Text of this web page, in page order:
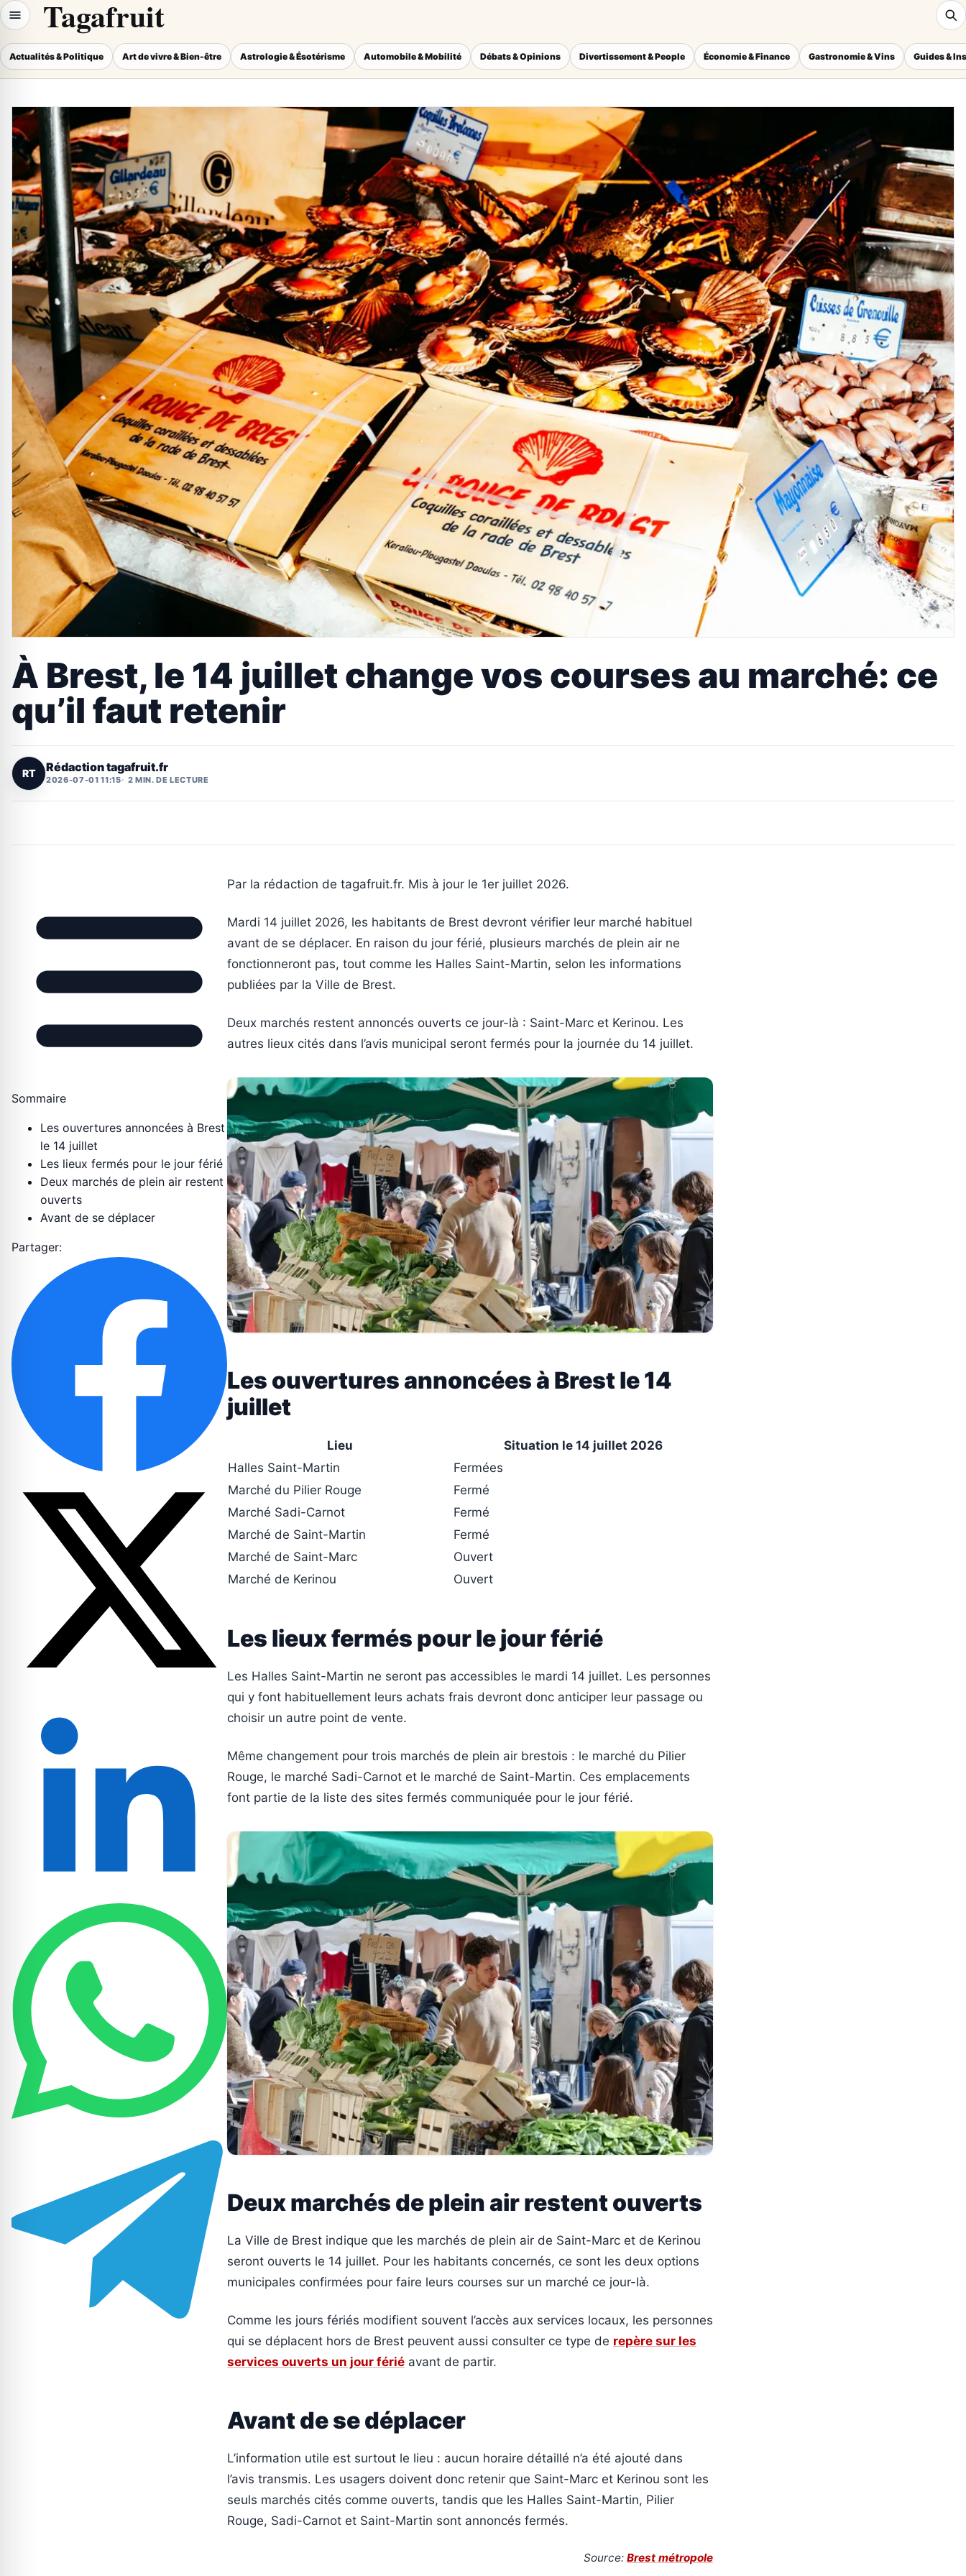
Tagafruit
Actualités & Politique Art de vivre & Bien-être Astrologie & Ésotérisme Automobile & Mobilité Débats & Opinions Divertissement & People Économie & Finance Gastronomie & Vins Guides &
À Brest, le 14 juillet change vos courses au marché: ce
qu’il faut retenir
RT Rédaction tagafruit.fr
2026-07-01 11:15 2 MIN. DE LECTURE
Sommaire
Les ouvertures annoncées à Brest
le 14 juillet
Les lieux fermés pour le jour férié
Deux marchés de plein air restent
ouverts
Avant de se déplacer
Partager:
Par la rédaction de tagafruit.fr. Mis à jour le 1er juillet 2026.
Mardi 14 juillet 2026, les habitants de Brest devront vérifier leur marché habituel
avant de se déplacer. En raison du jour férié, plusieurs marchés de plein air ne
fonctionneront pas, tout comme les Halles Saint-Martin, selon les informations
publiées par la Ville de Brest.
Deux marchés restent annoncés ouverts ce jour-là : Saint-Marc et Kerinou. Les
autres lieux cités dans l’avis municipal seront fermés pour la journée du 14 juillet.
Les ouvertures annoncées à Brest le 14
juillet
Lieu
Situation le 14 juillet 2026
Halles Saint-Martin
Fermées
Marché du Pilier Rouge
Fermé
Marché Sadi-Carnot
Fermé
Marché de Saint-Martin
Fermé
Marché de Saint-Marc
Ouvert
Marché de Kerinou
Ouvert
Les lieux fermés pour le jour férié
Les Halles Saint-Martin ne seront pas accessibles le mardi 14 juillet. Les personnes
qui y font habituellement leurs achats frais devront donc anticiper leur passage ou
choisir un autre point de vente.
Même changement pour trois marchés de plein air brestois : le marché du Pilier
Rouge, le marché Sadi-Carnot et le marché de Saint-Martin. Ces emplacements
font partie de la liste des sites fermés communiquée pour le jour férié.
Deux marchés de plein air restent ouverts
La Ville de Brest indique que les marchés de plein air de Saint-Marc et de Kerinou
seront ouverts le 14 juillet. Pour les habitants concernés, ce sont les deux options
municipales confirmées pour faire leurs courses sur un marché ce jour-là.
Comme les jours fériés modifient souvent l’accès aux services locaux, les personnes
qui se déplacent hors de Brest peuvent aussi consulter ce type de repère sur les
services ouverts un jour férié avant de partir.
Avant de se déplacer
L’information utile est surtout le lieu : aucun horaire détaillé n’a été ajouté dans
l’avis transmis. Les usagers doivent donc retenir que Saint-Marc et Kerinou sont les
seuls marchés cités comme ouverts, tandis que les Halles Saint-Martin, Pilier
Rouge, Sadi-Carnot et Saint-Martin sont annoncés fermés.
Source: Brest métropole